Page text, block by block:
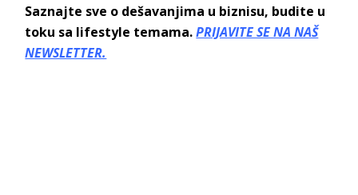
Saznajte sve o dešavanjima u biznisu, budite u
toku sa lifestyle temama.PRIJAVITE SE NA NAŠ
NEWSLETTER.